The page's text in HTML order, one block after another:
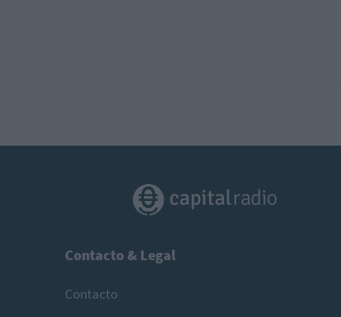
Contacto & Legal
Contacto